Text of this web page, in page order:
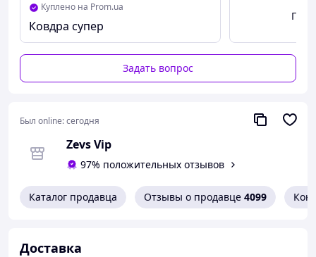
Куплено на Prom.ua
Ковдра супер
Задать вопрос
Был online:сегодня
Zevs Vip
97% положительных отзывов
Каталог продавца Отзывы о продавце 4099
Доставка